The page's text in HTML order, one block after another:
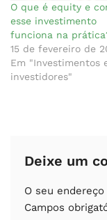
O que é equity e
esse investimento
funciona na
15 de fevereiro de
Em "Investimentos
investidores"
Deixe um
O seu
Campos